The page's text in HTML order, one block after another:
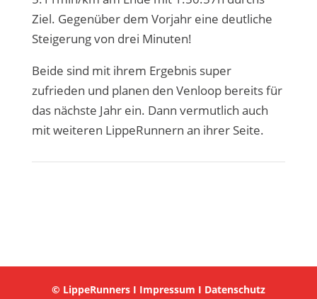
Ziel. Gegenüber dem Vorjahr eine deutliche
Steigerung von drei Minuten!
Beide sind mit ihrem Ergebnis super
zufrieden und planen den Venloop bereits für
das nächste Jahr ein. Dann vermutlich auch
mit weiteren LippeRunnern an ihrer Seite.
© LippeRunners I Impressum I Datenschutz